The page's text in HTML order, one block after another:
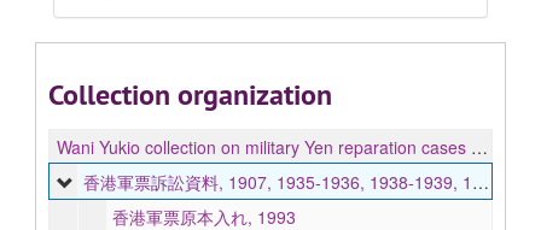
Collection organization
Wani Yukio collection on military Yen reparation cases of Hong Kong 香港軍票訴訟資料
香港軍票訴訟資料, 1907, 1935-1936, 1938-1939, 1941-1949, 1951-1964, 1968-1974, 1978-1984, 1987, 1990-2002, 2011, undated
香港軍票原本入れ, 1993